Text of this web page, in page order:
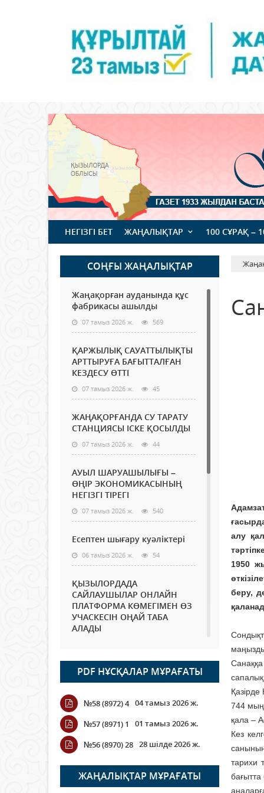
НЕГІЗГІ БЕТ ЖАҢАЛЫҚТАР 100 СҰРАҚ –
СОҢҒЫ ЖАҢАЛЫҚТАР
Жаңақорған ауданында құс
фабрикасы ашылды
07 тамыз 2026 ж. 569
ҚАРЖЫЛЫҚ САУАТТЫЛЫҚТЫ
АРТТЫРУҒА БАҒЫТТАЛҒАН
КЕЗДЕСУ ӨТТІ
07 тамыз 2026 ж. 45
ЖАҢАҚОРҒАНДА СУ ТАРАТУ
СТАНЦИЯСЫ ІСКЕ ҚОСЫЛДЫ
07 тамыз 2026 ж. 44
АУЫЛ ШАРУАШЫЛЫҒЫ –
ӨҢІР ЭКОНОМИКАСЫНЫҢ
НЕГІЗГІ ТІРЕГІ
07 тамыз 2026 ж. 540
Есептен шығару куәліктері
06 тамыз 2026 ж. 54
ҚЫЗЫЛОРДАДА
САЙЛАУШЫЛАР ОНЛАЙН
ПЛАТФОРМА КӨМЕГІМЕН ӨЗ
УЧАСКЕСІН ОҢАЙ ТАБА
АЛАДЫ
Open Air: Қызылорда
облысы полиция
департаменті 20 мыңнан
астам көрерменнің
қауіпсіздігін қамтамасыз етті
ҚАЛАЙ ӨТЕДІ?
06 тамыз 2026 ж. 251
PDF НҰСҚАЛАР МҰРАҒАТЫ
№58 (8972) 4 04 тамыз 2026 ж.
№57 (8971) 1
01 тамыз 2026 ж.
№56 (8970) 28 28 шілде 2026 ж.
ЖАҢАЛЫҚТАР МҰРАҒАТЫ
алу
1950
беру,
сапалық
744 мың
қала –
Кез
тарихи